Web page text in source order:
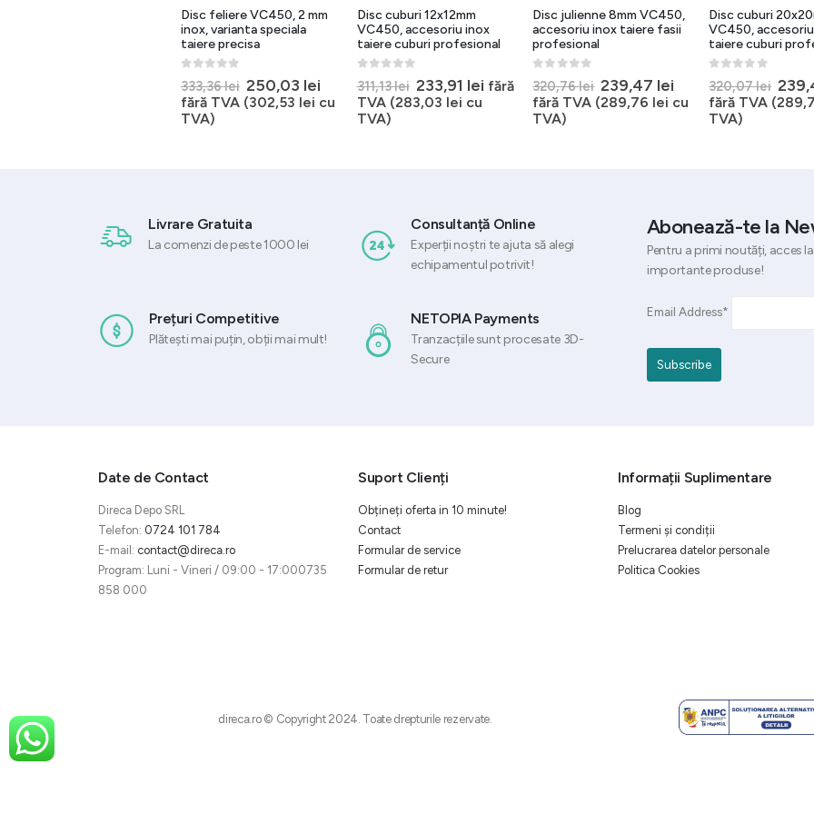
Disc feliere VC450, 2 mm
inox, varianta speciala
taiere precisa
333,36lei Prețul
inițial
250,03 leiPrețul
curent
este:
fără TVA (302,53 lei cu
TVA)
Disc cuburi 12x12mm
VC450, accesoriu inox
taiere cuburi profesional
311,13lei Prețul
inițial
233,91 leiPrețul
curent
fără
TVA (283,03 lei cu
TVA)
Disc julienne 8mm VC450,
accesoriu inox taiere fasii
profesional
320,76lei Prețul
inițial
239,47 lei Prețul
curent
este:
fără TVA (289,76 lei cu
TVA)
Disc cuburi
VC450,
taiere cuburi
320,07lei
inițial
fără TVA (
TVA)
Livrare Gratuita
La comenzi de peste 1000 lei
Consultanță Online
Experții noștri te ajuta să alegi
echipamentul potrivit!
Prețuri Competitive
Plătești mai puțin, obții mai mult!
NETOPIA Payments
Tranzacțiile sunt procesate 3D-
Secure
Abonează-te la
Pentru a primi noutăți, acces
importante produse!
Email Address*
Date de Contact
Direca Depo SRL
Telefon: 0724 101 784
E-mail: contact@direca.ro
Program: Luni - Vineri / 09:00 - 17:000735
858 000
Suport Clienți
Obțineți oferta in 10 minute!
Contact
Formular de service
Formular de retur
Informații Suplimentare
Blog
Termeni și condiții
Prelucrarea datelor personale
Politica Cookies
direca.ro © Copyright 2024. Toate drepturile rezervate.